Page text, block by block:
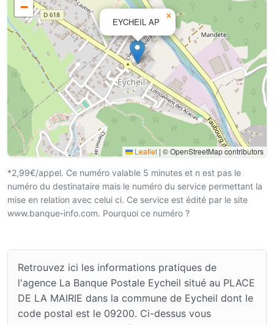
EYCHEIL AP
×
−
Leaflet | © OpenStreetMap contributors
*2,99€/appel. Ce numéro valable 5 minutes et n est pas le
numéro du destinataire mais le numéro du service permettant la
mise en relation avec celui ci. Ce service est édité par le site
www.banque-info.com. Pourquoi ce numéro ?
Retrouvez ici les informations pratiques de
l'agence La Banque Postale Eycheil situé au PLACE
DE LA MAIRIE dans la commune de Eycheil dont le
code postal est le 09200. Ci-dessus vous